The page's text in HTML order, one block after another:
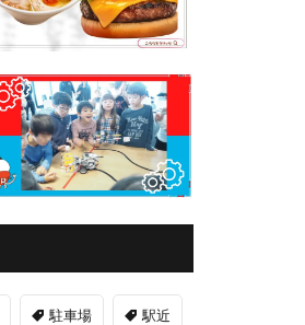
駐車場 駅近